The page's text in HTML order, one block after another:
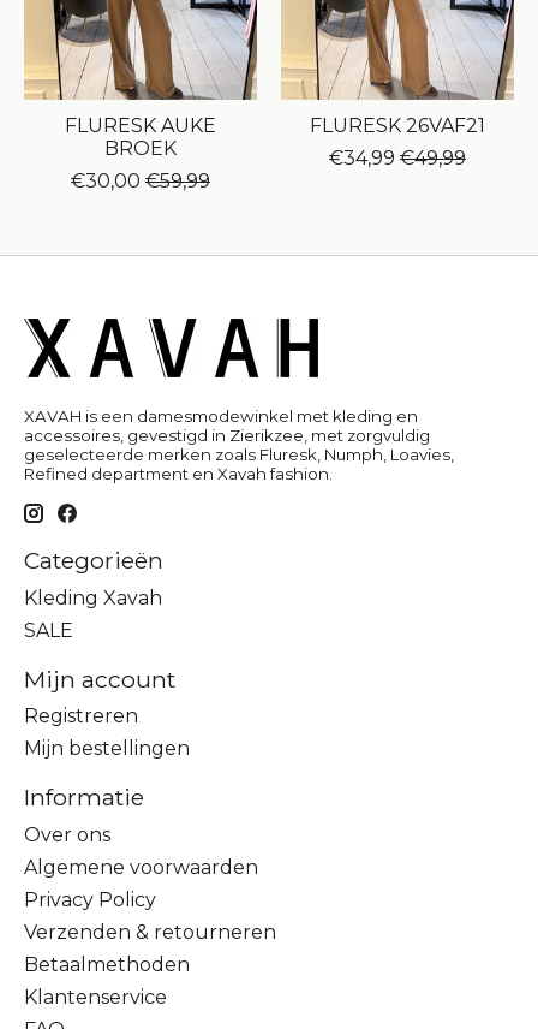
FLURESK AUKE
BROEK
€30,00 €59,99
FLURESK 26VAF21
€34,99 €49,99
XAVAH is een damesmodewinkel met kleding en
accessoires, gevestigd in Zierikzee, met zorgvuldig
geselecteerde merken zoals Fluresk, Numph, Loavies,
Refined department en Xavah fashion.
Categorieën
Kleding Xavah
SALE
Mijn account
Registreren
Mijn bestellingen
Informatie
Over ons
Algemene voorwaarden
Privacy Policy
Verzenden & retourneren
Betaalmethoden
Klantenservice